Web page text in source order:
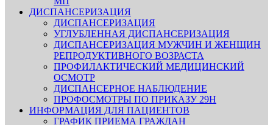
ДИСПАНСЕРИЗАЦИЯ
ДИСПАНСЕРИЗАЦИЯ
УГЛУБЛЕННАЯ ДИСПАНСЕРИЗАЦИЯ
ДИСПАНСЕРИЗАЦИЯ МУЖЧИН И ЖЕНЩИН
РЕПРОДУКТИВНОГО ВОЗРАСТА
ПРОФИЛАКТИЧЕСКИЙ МЕДИЦИНСКИЙ
ОСМОТР
ДИСПАНСЕРНОЕ НАБЛЮДЕНИЕ
ПРОФОСМОТРЫ ПО ПРИКАЗУ 29Н
ИНФОРМАЦИЯ ДЛЯ ПАЦИЕНТОВ
ГРАФИК ПРИЕМА ГРАЖДАН